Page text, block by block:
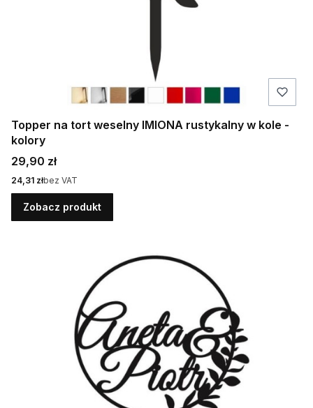
Topper na tort weselny IMIONA rustykalny w kole -
kolory
Cena
29,90 zł
Cena
24,31 złbez VAT
Zobacz produkt